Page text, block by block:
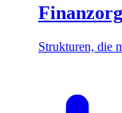
Strukturen, die